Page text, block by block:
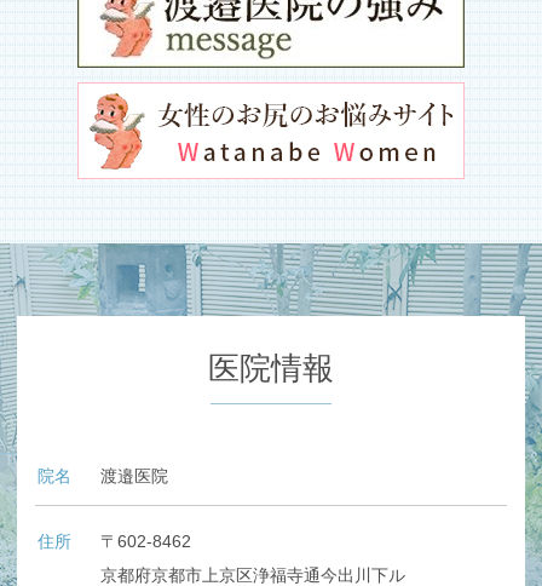
医院情報
院名 渡邉医院
住所
〒602-8462
京都府京都市上京区浄福寺通今出川下ル